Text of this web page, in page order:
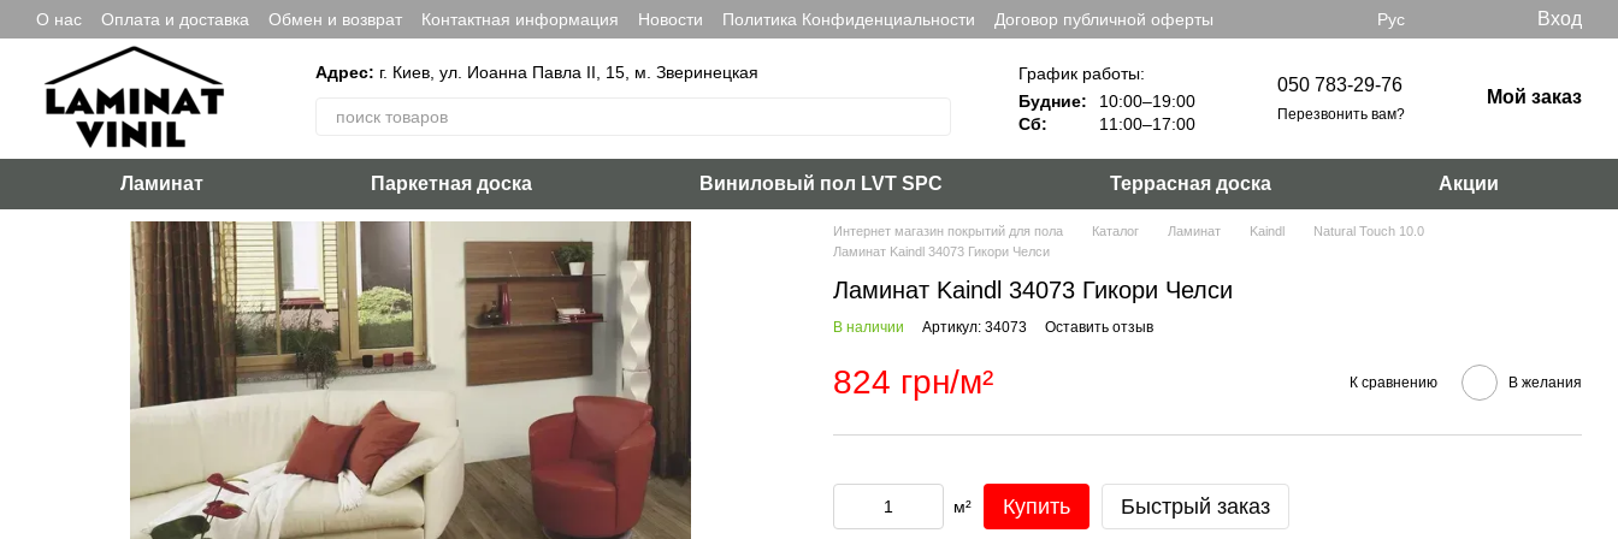
Перейти к основному контенту
О нас Оплата и доставка Обмен и возврат Контактная информация Новости Политика Конфиденциальности Договор публичной оферты Рус Вход
Адрес: г. Киев, ул. Иоанна Павла ІІ, 15, м. Зверинецкая
График работы:
Будние:
10:00–19:00
Сб:
11:00–17:00
050 783-29-76
Перезвонить вам?
Мой заказ
Ламинат Паркетная доска Виниловый пол LVT SPC Террасная доска Акции
Интернет магазин покрытий для пола Каталог Ламинат Kaindl
Natural Touch 10.0
Ламинат Kaindl 34073 Гикори Челси
Ламинат Kaindl 34073 Гикори Челси
В наличии Артикул: 34073 Оставить отзыв
824 грн/м² К сравнению В желания
м² Купить Быстрый заказ